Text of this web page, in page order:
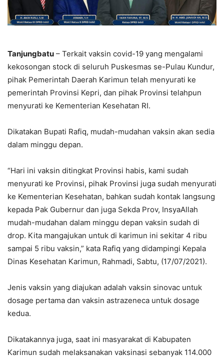
Tanjungbatu – Terkait vaksin covid-19 yang mengalami
kekosongan stock di seluruh Puskesmas se-Pulau Kundur,
pihak Pemerintah Daerah Karimun telah menyurati ke
pemerintah Provinsi Kepri, dan pihak Provinsi telahpun
menyurati ke Kementerian Kesehatan RI.
Dikatakan Bupati Rafiq, mudah-mudahan vaksin akan sedia
dalam minggu depan.
“Hari ini vaksin ditingkat Provinsi habis, kami sudah
menyurati ke Provinsi, pihak Provinsi juga sudah menyurati
ke Kementerian Kesehatan, bahkan sudah kontak langsung
kepada Pak Gubernur dan juga Sekda Prov, InsyaAllah
mudah-mudahan dalam minggu depan vaksin sudah di
drop. Kita mangajukan untuk di karimun ini sekitar 4 ribu
sampai 5 ribu vaksin,” kata Rafiq yang didampingi Kepala
Dinas Kesehatan Karimun, Rahmadi, Sabtu, (17/07/2021).
Jenis vaksin yang diajukan adalah vaksin sinovac untuk
dosage pertama dan vaksin astrazeneca untuk dosage
kedua.
Dikatakannya juga, saat ini masyarakat di Kabupaten
Karimun sudah melaksanakan vaksinasi sebanyak 114.000